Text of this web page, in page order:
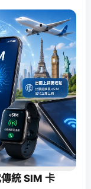
統 SIM 卡